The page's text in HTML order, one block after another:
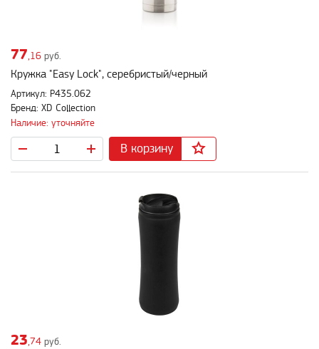
77 ,16 руб.
Кружка "Easy Lock", серебристый/черный
Артикул: P435.062
Бренд: XD Collection
Наличие: уточняйте
В корзину
23,74 руб.